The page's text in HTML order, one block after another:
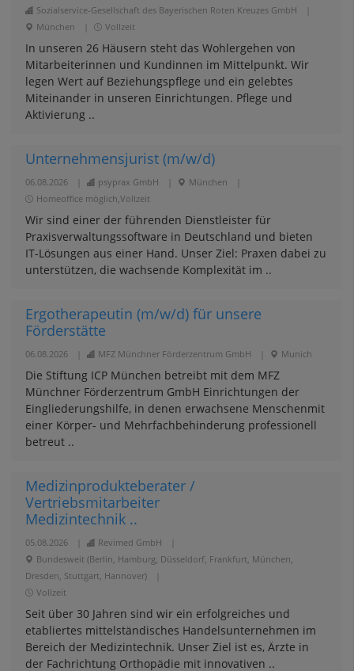
Sozialservice-Gesellschaft des Bayerischen Roten Kreuzes GmbH
München
Vollzeit
In unseren 26 Häusern steht das Wohlergehen von
Mitarbeiterinnen und Kundinnen im Mittelpunkt. Wir
legen Wert auf Beziehungspflege und ein gelebtes
Miteinander in unseren Einrichtungen. Pflege und
Aktivierung ..
Unternehmensjurist (m/w/d)
06.08.2026 psyprax GmbH München
Homeoffice möglich,Vollzeit
Wir sind einer der führenden Dienstleister für
Praxisverwaltungssoftware in Deutschland und bieten
IT-Lösungen aus einer Hand. Unser Ziel: Praxen dabei zu
unterstützen, die wachsende Komplexität im ..
Ergotherapeutin (m/w/d) für unsere
Förderstätte
06.08.2026 MFZ Münchner Förderzentrum GmbH Munich
Die Stiftung ICP München betreibt mit dem MFZ
Münchner Förderzentrum GmbH Einrichtungen der
Eingliederungshilfe, in denen erwachsene Menschenmit
einer Körper- und Mehrfachbehinderung professionell
betreut ..
Medizinprodukteberater /
Vertriebsmitarbeiter
Medizintechnik ..
05.08.2026 Revimed GmbH
Bundesweit (Berlin, Hamburg, Düsseldorf, Frankfurt, München,
Dresden, Stuttgart, Hannover)
Vollzeit
Seit über 30 Jahren sind wir ein erfolgreiches und
etabliertes mittelständisches Handelsunternehmen im
Bereich der Medizintechnik. Unser Ziel ist es, Ärzte in
der Fachrichtung Orthopädie mit innovativen ..